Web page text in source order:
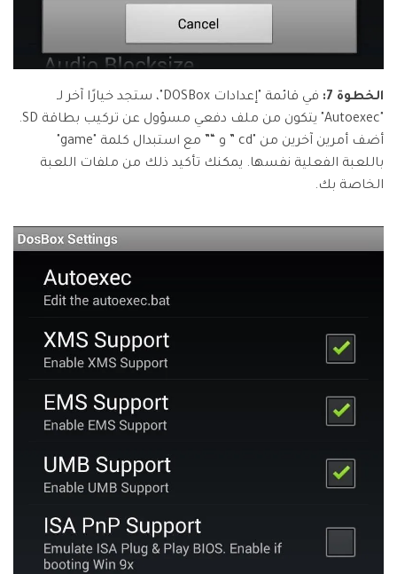
الخطوة 7:
في قائمة "إعدادات DOSBox"، ستجد خيارًا آخر لـ
"Autoexec" يتكون من ملف دفعي مسؤول عن تركيب بطاقة SD.
أضف أمرين آخرين من "cd
” و “
باللعبة الفعلية نفسها. يمكنك تأكيد ذلك من ملفات اللعبة
الخاصة بك.